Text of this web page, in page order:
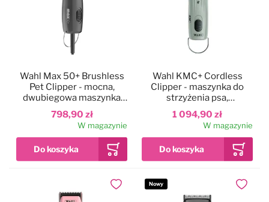
798,90 zł
Wahl Max 50+ Brushless
Pet Clipper - mocna,
dwubiegowa maszynka
przewodowa z silnikiem
bezszczotkowym,
ostrzem nr 10 i nasadkami
W magazynie
1 094,90 zł
Wahl KMC+ Cordless
Clipper - maszynka do
strzyżenia psa,
bezprzewodowa, z
ostrzem nr 10
W magazynie
Dodaj do ulubionych
Nowy
Dodaj